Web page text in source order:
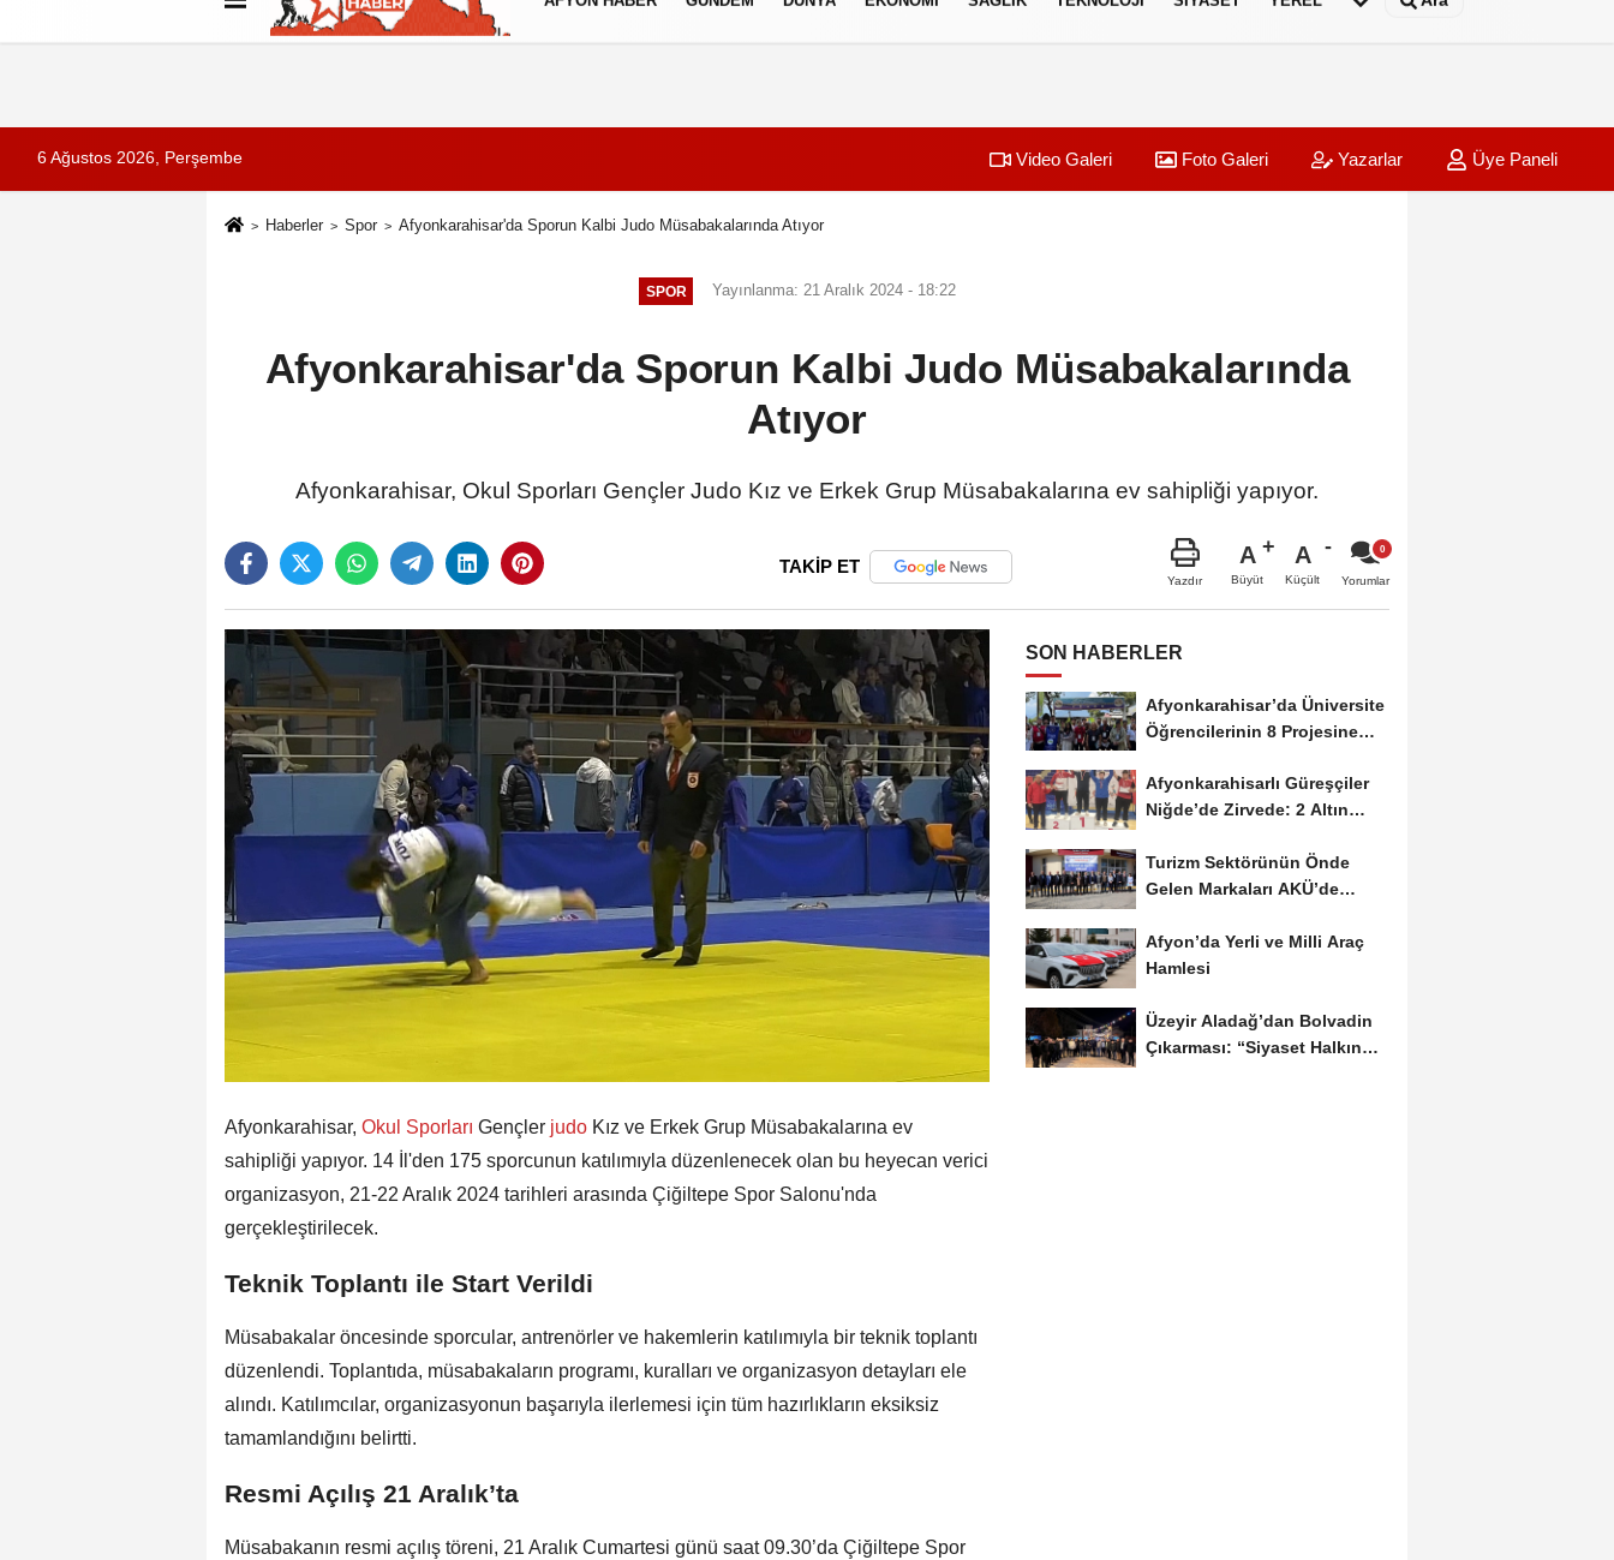
Künye İletişim Çerez Politikası
6 Ağustos 2026, Perşembe Video Galeri Foto Galeri Yazarlar Üye Paneli
Haberler Spor Afyonkarahisar'da Sporun Kalbi Judo Müsabakalarında Atıyor
SPOR Yayınlanma: 21 Aralık 2024 - 18:22
Afyonkarahisar'da Sporun Kalbi Judo Müsabakalarında
Atıyor
Afyonkarahisar, Okul Sporları Gençler Judo Kız ve Erkek Grup Müsabakalarına ev sahipliği yapıyor.
TAKİP ET
Yazdır
A
Büyüt
A
Küçült Yorumlar
Afyonkarahisar, Okul Sporları Gençler judo Kız ve Erkek Grup Müsabakalarına ev
sahipliği yapıyor. 14 İl'den 175 sporcunun katılımıyla düzenlenecek olan bu heyecan verici
organizasyon, 21-22 Aralık 2024 tarihleri arasında Çiğiltepe Spor Salonu'nda
gerçekleştirilecek.
Teknik Toplantı ile Start Verildi
Müsabakalar öncesinde sporcular, antrenörler ve hakemlerin katılımıyla bir teknik toplantı
düzenlendi. Toplantıda, müsabakaların programı, kuralları ve organizasyon detayları ele
alındı. Katılımcılar, organizasyonun başarıyla ilerlemesi için tüm hazırlıkların eksiksiz
tamamlandığını belirtti.
Resmi Açılış 21 Aralık’ta
Müsabakanın resmi açılış töreni, 21 Aralık Cumartesi günü saat 09.30’da Çiğiltepe Spor
SON HABERLER
Afyonkarahisar’da Üniversite
Öğrencilerinin 8 Projesine
Afyonkarahisarlı Güreşçiler
Niğde’de Zirvede: 2 Altın
Turizm Sektörünün Önde
Gelen Markaları AKÜ’de
Afyon’da Yerli ve Milli Araç
Hamlesi
Üzeyir Aladağ’dan Bolvadin
Çıkarması: “Siyaset Halkın